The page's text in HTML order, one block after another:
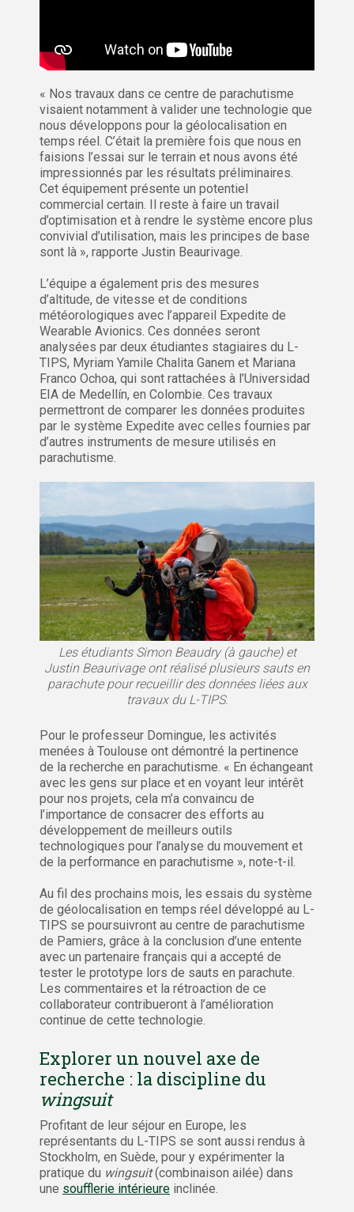
« Nos travaux dans ce centre de parachutisme
visaient notamment à valider une technologie que
nous développons pour la géolocalisation en
temps réel. C’était la première fois que nous en
faisions l’essai sur le terrain et nous avons été
impressionnés par les résultats préliminaires.
Cet équipement présente un potentiel
commercial certain. Il reste à faire un travail
d’optimisation et à rendre le système encore plus
convivial d’utilisation, mais les principes de base
sont là », rapporte Justin Beaurivage.
L’équipe a également pris des mesures
d’altitude, de vitesse et de conditions
météorologiques avec l’appareil Expedite de
Wearable Avionics. Ces données seront
analysées par deux étudiantes stagiaires du L-
TIPS, Myriam Yamile Chalita Ganem et Mariana
Franco Ochoa, qui sont rattachées à l’Universidad
EIA de Medellín, en Colombie. Ces travaux
permettront de comparer les données produites
par le système Expedite avec celles fournies par
d’autres instruments de mesure utilisés en
parachutisme.
Les étudiants Simon Beaudry (à gauche) et
Justin Beaurivage ont réalisé plusieurs sauts en
parachute pour recueillir des données liées aux
travaux du L-TIPS.
Pour le professeur Domingue, les activités
menées à Toulouse ont démontré la pertinence
de la recherche en parachutisme. « En échangeant
avec les gens sur place et en voyant leur intérêt
pour nos projets, cela m’a convaincu de
l’importance de consacrer des efforts au
développement de meilleurs outils
technologiques pour l’analyse du mouvement et
de la performance en parachutisme », note-t-il.
Au fil des prochains mois, les essais du système
de géolocalisation en temps réel développé au L-
TIPS se poursuivront au centre de parachutisme
de Pamiers, grâce à la conclusion d’une entente
avec un partenaire français qui a accepté de
tester le prototype lors de sauts en parachute.
Les commentaires et la rétroaction de ce
collaborateur contribueront à l’amélioration
continue de cette technologie.
Explorer un nouvel axe de
recherche : la discipline du
wingsuit
Profitant de leur séjour en Europe, les
représentants du L-TIPS se sont aussi rendus à
Stockholm, en Suède, pour y expérimenter la
pratique du wingsuit(combinaison ailée) dans
une soufflerie intérieure inclinée.